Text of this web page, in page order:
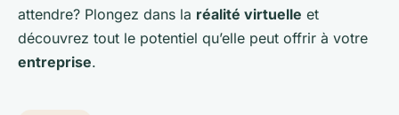
attendre? Plongez dans la réalité virtuelle et
découvrez tout le potentiel qu’elle peut offrir à votre
entreprise.